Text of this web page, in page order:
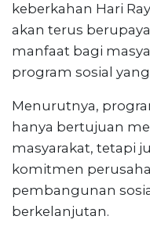
keberkahan Hari
akan terus
manfaat bagi
program sosial
Menurutnya,
hanya bertujuan
masyarakat, tetapi
komitmen
pembangunan
berkelanjutan.